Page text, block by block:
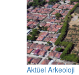
Aktüel Arkeoloji